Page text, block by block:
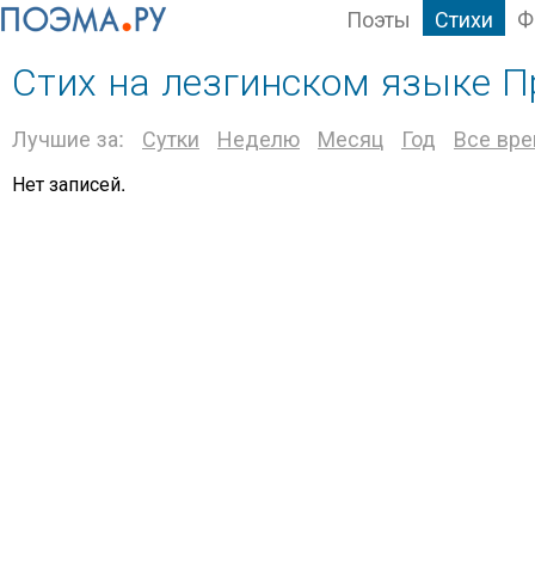
Поэты Стихи
Стих на лезгинском языке
Лучшие за: Сутки Неделю Месяц Год Все
Нет записей.